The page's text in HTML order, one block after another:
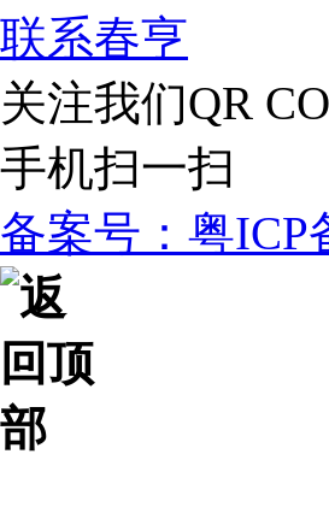
联系春亨
关注我们QR
手机扫一扫
备案号：粤